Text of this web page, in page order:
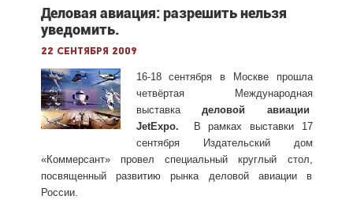
Деловая авиация: разрешить нельзя
уведомить.
22 сентября 2009
16-18 сентября в Москве прошла
четвёртая Международная
выставка деловой авиации
JetExpo. В рамках выставки 17
сентября Издательский дом
«Коммерсант» провел специальный круглый стол,
посвященный развитию рынка деловой авиации в
России.